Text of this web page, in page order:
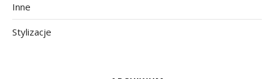
Inne
Stylizacje